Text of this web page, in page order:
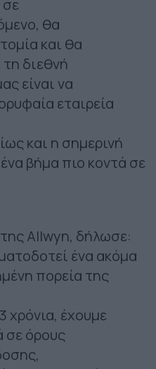
σε
θα
και θα
διεθνή
είναι να
εταιρεία
και η σημερινή
βήμα πιο κοντά σε
Allwyn, δήλωσε:
ένα ακόμα
πορεία της
χρόνια, έχουμε
σε όρους